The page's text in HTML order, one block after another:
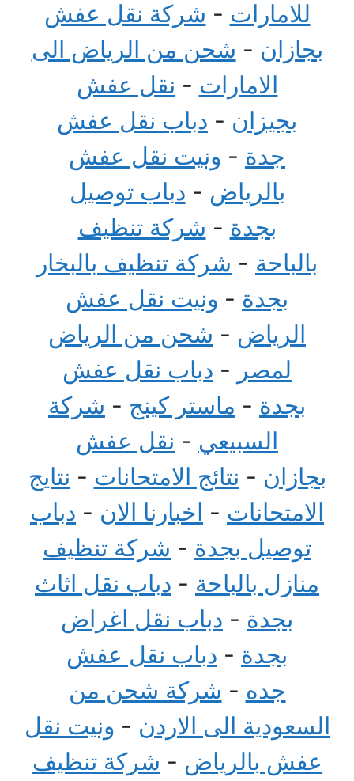
للامارات - شركة نقل عفش
بجازان - شحن من الرياض الى
الامارات - نقل عفش
بجيزان - دباب نقل عفش
جدة - ونيت نقل عفش
بالرياض - دباب توصيل
بجدة - شركة تنظيف
بالباحة - شركة تنظيف بالبخار
بجدة - ونيت نقل عفش
الرياض - شحن من الرياض
لمصر - دباب نقل عفش
بجدة - ماستر كينج - شركة
السبيعي - نقل عفش
بجازان - نتائج الامتحانات - نتايج
الامتحانات - اخبارنا الان - دباب
توصيل بجدة - شركة تنظيف
منازل بالباحة - دباب نقل اثاث
بجدة - دباب نقل اغراض
بجدة - دباب نقل عفش
جده - شركة شحن من
السعودية الى الاردن - ونيت نقل
عفش بالرياض - شركة تنظيف